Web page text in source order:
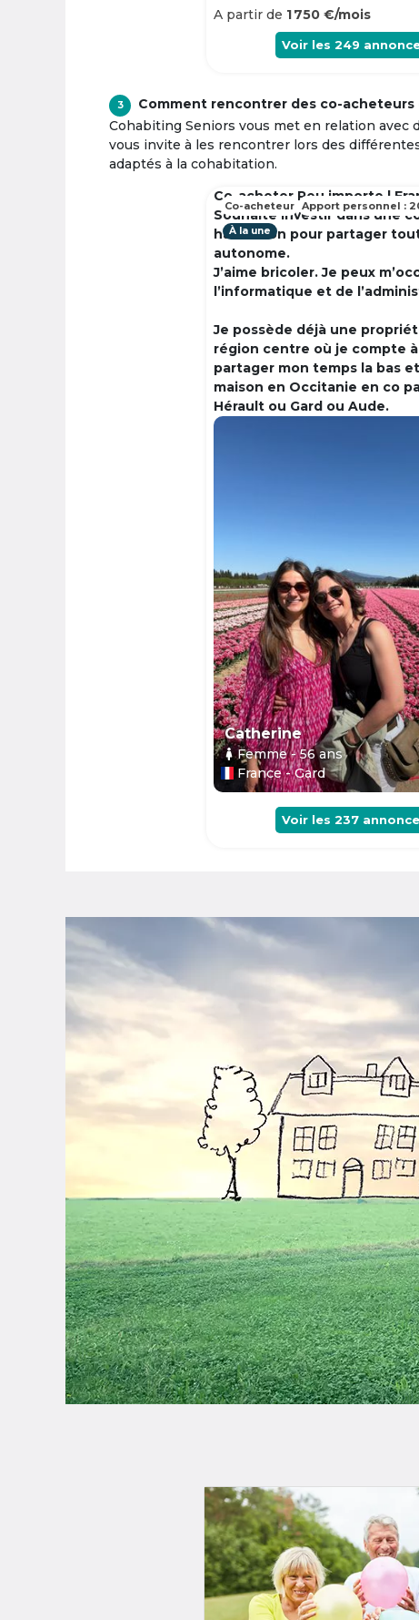
A partir de 1 750 €/mois
Voir les 249
3
Comment rencontrer des co-acheteurs
Cohabiting Seniors vous met en relation avec
vous invite à les rencontrer lors des
adaptés à la cohabitation.
Co-acheter Peu importe |
Souhaite investir dans une
habitation pour partager
autonome.
J’aime bricoler. Je peux
l’informatique et de
Je possède déjà une
région centre où je compte
partager mon temps la bas
maison en Occitanie en co
Hérault ou Gard ou Aude.
À la une
Catherine
Femme- 56ans
France - Gard
Co-acheteur Apport personnel :
Voir les 237